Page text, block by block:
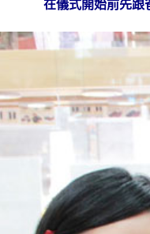
在儀式開始前先跟